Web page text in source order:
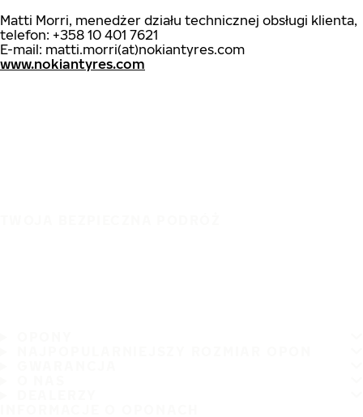
Matti Morri, menedżer działu technicznej obsługi klienta,
telefon: +358 10 401 7621
E-mail: matti.morri(at)nokiantyres.com
www.nokiantyres.com